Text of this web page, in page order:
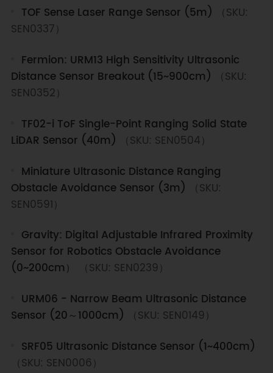
TOF Sense Laser Range Sensor (5m)
（SKU:
SEN0337）
Fermion: URM13 High Sensitivity Ultrasonic
Distance Sensor Breakout (15~900cm)
（SKU:
SEN0352）
TF02-i ToF Single-Point Ranging Solid State
LiDAR Sensor (40m)
（SKU: SEN0504）
Miniature Ultrasonic Distance Ranging
Obstacle Avoidance Sensor (3m)
（SKU:
SEN0591）
Gravity: Digital Adjustable Infrared Proximity
Sensor for Robotics Obstacle Avoidance
(0~200cm）
（SKU: SEN0239）
URM06 - Narrow Beam Ultrasonic Distance
Sensor (20～1000cm)
（SKU: SEN0149）
SRF05 Ultrasonic Distance Sensor (1~400cm)
（SKU: SEN0006）